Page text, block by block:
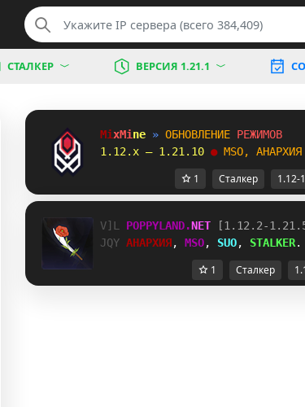
СТАЛКЕР ВЕРСИЯ 1.21.1
MixMine » ОБНОВЛЕНИЕ РЕЖИМОВ
1.12.x — 1.21.10 ● MSO, АНАРХИЯ
1 Сталкер 1.12-
EJU POPPYLAND.NET [1.12.2-
DJ[ АНАРХИЯ, MSO, SUO, STALKER.
1 Сталкер